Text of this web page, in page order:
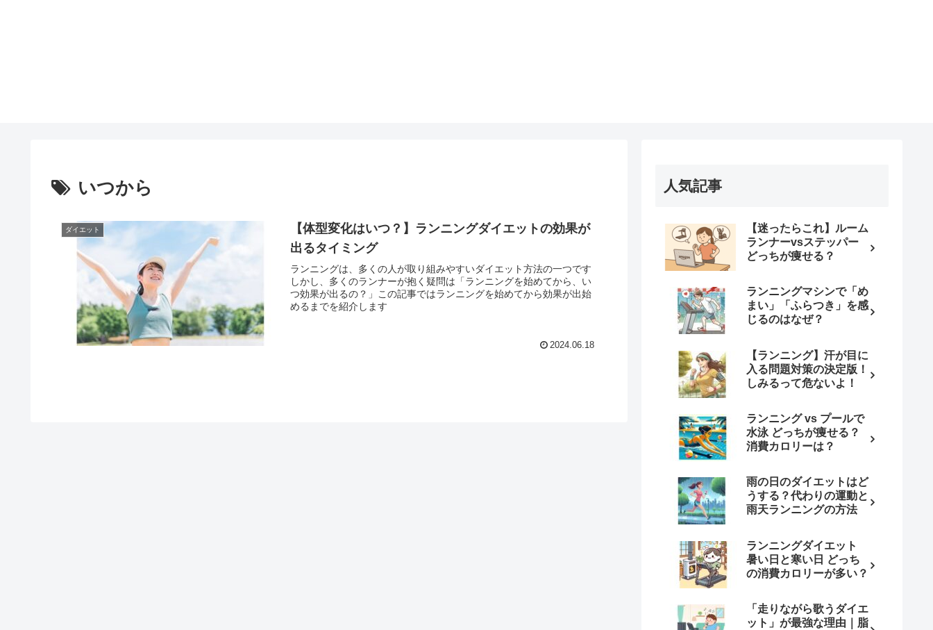
いつから
ダイエット
【体型変化はいつ？】ランニングダイエットの効果が
出るタイミング
ランニングは、多くの人が取り組みやすいダイエット方法の一つです
しかし、多くのランナーが抱く疑問は「ランニングを始めてから、い
つ効果が出るの？」この記事ではランニングを始めてから効果が出始
めるまでを紹介します
2024.06.18
人気記事
【迷ったらこれ】ルーム
ランナーvsステッパー
どっちが痩せる？
ランニングマシンで「め
まい」「ふらつき」を感
じるのはなぜ？
【ランニング】汗が目に
入る問題対策の決定版！
しみるって危ないよ！
ランニング vs プールで
水泳 どっちが痩せる？
消費カロリーは？
雨の日のダイエットはど
うする？代わりの運動と
雨天ランニングの方法
ランニングダイエット
暑い日と寒い日 どっち
の消費カロリーが多い？
「走りながら歌うダイエ
ット」が最強な理由｜脂